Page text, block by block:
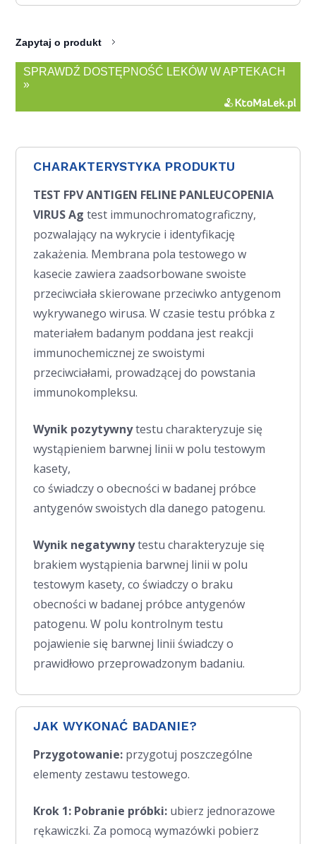
Zapytaj o produkt
SPRAWDŹ DOSTĘPNOŚĆ LEKÓW W APTEKACH
»
CHARAKTERYSTYKA PRODUKTU
TEST FPV ANTIGEN FELINE PANLEUCOPENIA
VIRUS Ag test immunochromatograficzny,
pozwalający na wykrycie i identyfikację
zakażenia. Membrana pola testowego w
kasecie zawiera zaadsorbowane swoiste
przeciwciała skierowane przeciwko antygenom
wykrywanego wirusa. W czasie testu próbka z
materiałem badanym poddana jest reakcji
immunochemicznej ze swoistymi
przeciwciałami, prowadzącej do powstania
immunokompleksu.
Wynik pozytywnytestu charakteryzuje się
wystąpieniem barwnej linii w polu testowym
kasety,
co świadczy o obecności w badanej próbce
antygenów swoistych dla danego patogenu.
Wynik negatywnytestu charakteryzuje się
brakiem wystąpienia barwnej linii w polu
testowym kasety, co świadczy o braku
obecności w badanej próbce antygenów
patogenu. W polu kontrolnym testu
pojawienie się barwnej linii świadczy o
prawidłowo przeprowadzonym badaniu.
JAK WYKONAĆ BADANIE?
Przygotowanie: przygotuj poszczególne
elementy zestawu testowego.
Krok 1: Pobranie próbki: ubierz jednorazowe
rękawiczki. Za pomocą wymazówki pobierz